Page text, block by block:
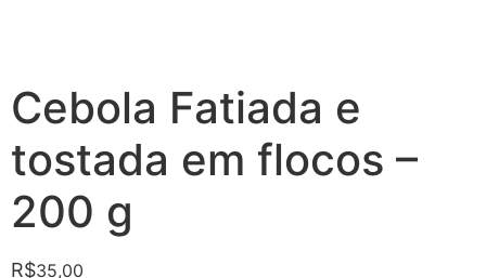
Cebola Fatiada e
tostada em flocos –
200 g
R$35,00